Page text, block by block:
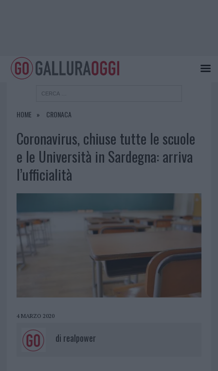
HOME CRONACA
Coronavirus, chiuse tutte le scuole
e le Università in Sardegna: arriva
l’ufficialità
4 MARZO 2020
di realpower